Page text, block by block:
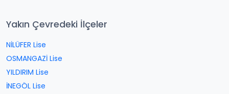
Yakın Çevredeki İlçeler
NİLÜFER Lise
OSMANGAZİ Lise
YILDIRIM Lise
İNEGÖL Lise